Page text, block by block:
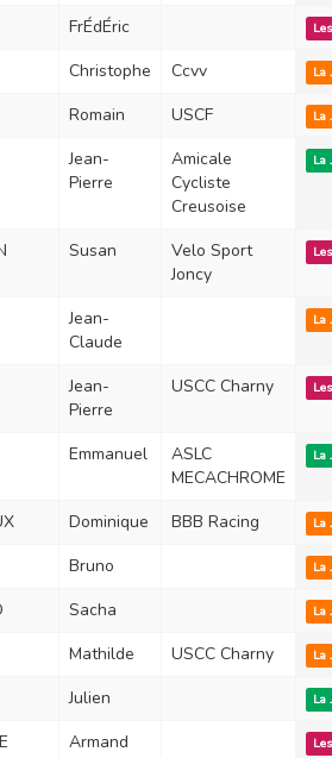
FrÉdÉric
Christophe Ccvv La
Romain USCF La
Jean-
Pierre
Amicale
Cycliste
Creusoise
La
Susan
Velo Sport
Joncy
Jean-
Claude
La
Jean-
Pierre
USCC Charny
Emmanuel
ASLC
MECACHROME
La
Dominique BBB Racing La
Bruno La
Sacha La
Mathilde USCC Charny La
Julien La
Armand